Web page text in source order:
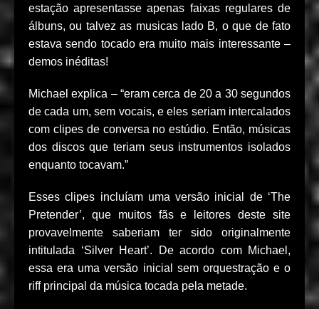
estação apresentasse apenas faixas regulares de
álbuns, ou talvez as musicas lado B, o que de fato
estava sendo tocado era muito mais interessante –
demos inéditas!
Michael explica – “eram cerca de 20 a 30 segundos
de cada um, sem vocais, e eles seriam intercalados
com clipes de conversa no estúdio. Então, músicas
dos discos que teriam seus instrumentos isolados
enquanto tocavam.”
Esses clipes incluíam uma versão inicial de ‘The
Pretender’, que muitos fãs e leitores deste site
provavelmente saberiam ter sido originalmente
intitulada ‘Silver Heart’. De acordo com Michael,
essa era uma versão inicial sem orquestração e o
riff principal da música tocada pela metade.